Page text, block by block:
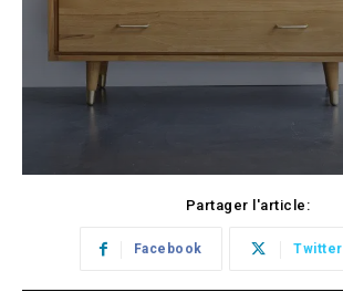
Partager l'article:
Facebook Twitter